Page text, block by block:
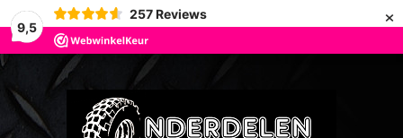
9,5
257 Reviews ×